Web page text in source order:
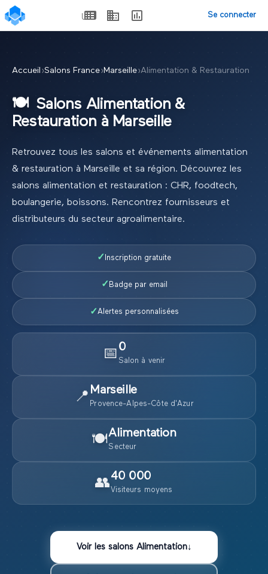
Se connecter
Accueil ›Salons France›Marseille›Alimentation & Restauration
🍽️ Salons Alimentation &
Restauration à Marseille
Retrouvez tous les salons et événements alimentation
& restauration à Marseille et sa région. Découvrez les
salons alimentation et restauration : CHR, foodtech,
boulangerie, boissons. Rencontrez fournisseurs et
distributeurs du secteur agroalimentaire.
✓ Inscription gratuite
✓ Badge par email
✓Alertes personnalisées
📅 0
Salon à venir
📍 Marseille
Provence-Alpes-Côte d'Azur
🍽️Alimentation
Secteur
👥40 000
Visiteurs moyens
Voir les salons Alimentation↓